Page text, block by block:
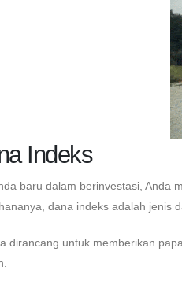
Indeks
baru dalam berinvestasi, Anda
dana indeks adalah jenis
dirancang untuk memberikan